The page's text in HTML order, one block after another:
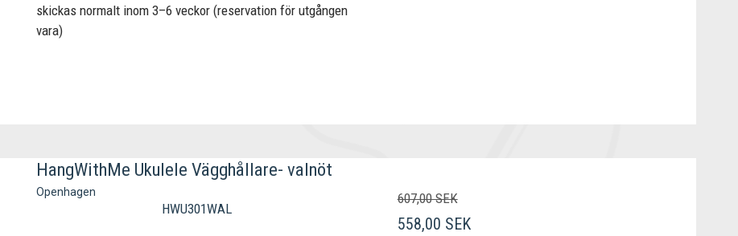
skickas normalt inom 3–6 veckor (reservation för utgången
vara)
HangWithMe Ukulele Vägghållare- valnöt
Openhagen
HWU301WAL
607,00 SEK
558,00 SEK